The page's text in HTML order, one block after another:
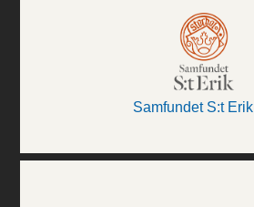
Samfundet S:t Erik